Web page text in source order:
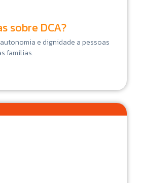
sobre DCA?
e dignidade a pessoas
famílias.